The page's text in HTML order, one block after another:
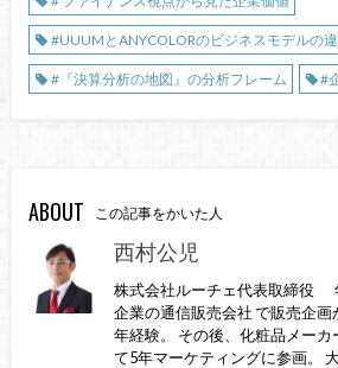
#UUUMとANYCOLORのビジネスモデルの
#『決算分析の地図』の分析フレーム #
ABOUT この記事をかいた人
西村公児
株式会社ルーチェ代表取締役
企業の通信販売会社 で販売企
年経験。 その後、化粧品メーカ
て5年マーケティングに参画。